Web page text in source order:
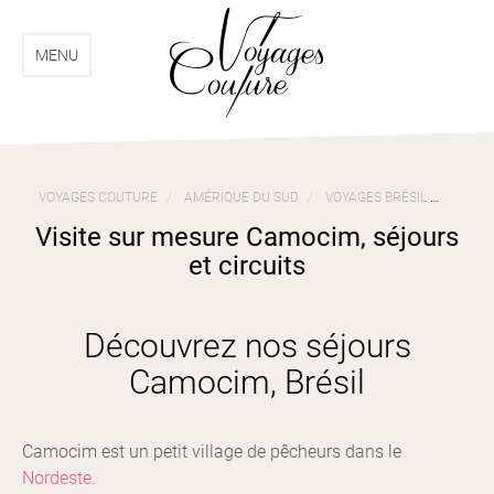
menu
contenuMENU
VOYAGES COUTURE AMÉRIQUE DU SUD VOYAGES BRÉSIL
Visite sur mesure Camocim, séjours
et circuits
Découvrez nos séjours
Camocim, Brésil
Camocim est un petit village de pêcheurs dans le
Nordeste.